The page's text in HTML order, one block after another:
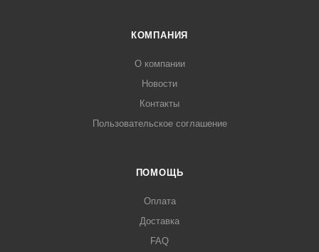
КОМПАНИЯ
О компании
Новости
Контакты
Пользовательское соглашение
ПОМОЩЬ
Оплата
Доставка
FAQ